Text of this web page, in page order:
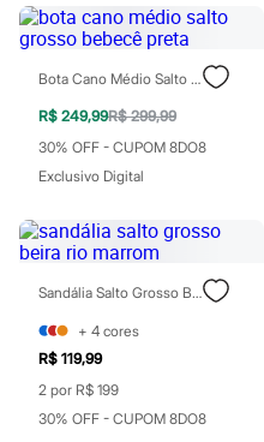
Meias
Pijamas
Personagens
Plus size
Blusas e Camisetas
Calças
Camisas
Casacos e Jaquetas
Moda esportiva
Shorts e Bermudas
Infantil
Em alta
Arrumadinho para os meninos
Romântico para as meninas
Inverno
Novidades
Roupas menina
Bota Cano Médio Salto Grosso Bebecê Preta
R$ 249,99R$ 299,99
30% OFF - CUPOM 8DO8
Exclusivo Digital
Sandália Salto Grosso Beira Rio Marrom
+ 4 cores
R$ 119,99
2 por R$ 199
30% OFF - CUPOM 8DO8